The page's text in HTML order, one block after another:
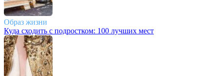
Образ жизни
Куда сходить с подростком: 100 лучших мест